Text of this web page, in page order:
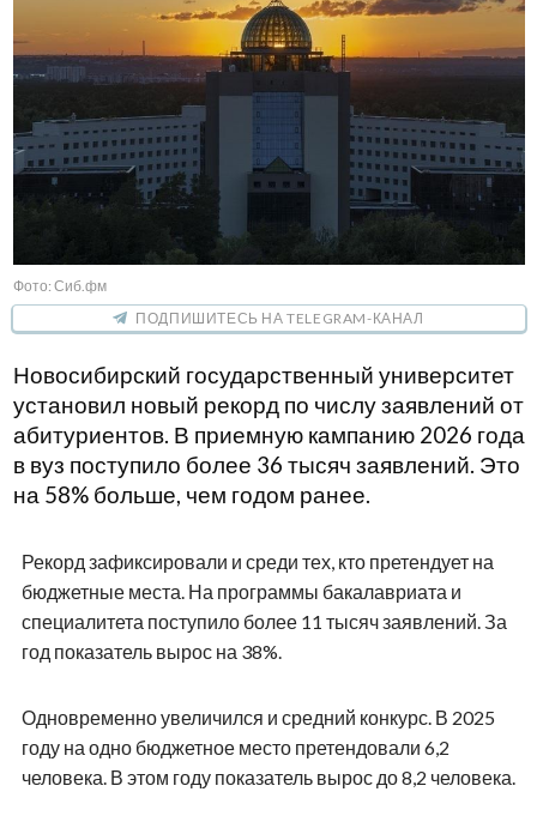
Фото: Сиб.фм
ПОДПИШИТЕСЬ НА TELEGRAM-КАНАЛ
Новосибирский государственный университет
установил новый рекорд по числу заявлений от
абитуриентов. В приемную кампанию 2026 года
в вуз поступило более 36 тысяч заявлений. Это
на 58% больше, чем годом ранее.
Рекорд зафиксировали и среди тех, кто претендует на
бюджетные места. На программы бакалавриата и
специалитета поступило более 11 тысяч заявлений. За
год показатель вырос на 38%.
Одновременно увеличился и средний конкурс. В 2025
году на одно бюджетное место претендовали 6,2
человека. В этом году показатель вырос до 8,2 человека.